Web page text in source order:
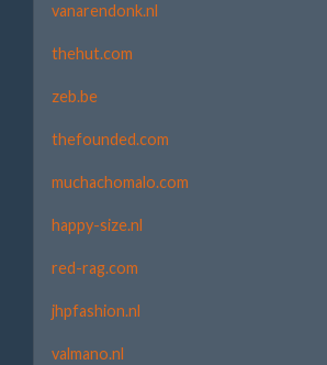
vanarendonk.nl
thehut.com
zeb.be
thefounded.com
muchachomalo.com
happy-size.nl
red-rag.com
jhpfashion.nl
valmano.nl